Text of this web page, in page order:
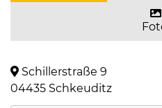
Schillerstraße 9
04435 Schkeuditz